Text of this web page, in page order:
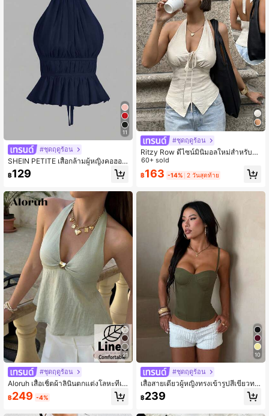
11
#ชุดฤดูร้อน
SHEIN PETITE เสื้อกล้ามผู้หญิงคอฮอล
เตอร์จับจีบ ผูกเอว เปิดหลัง สำหรับฤดูร้
อน ไซส์เล็ก
฿129
21
#ชุดฤดูร้อน
Aloruh เสื้อเชิ้ตผ้าลินินตกแต่งโลหะที่เอ
วทรงเอ สำหรับผู้หญิง ฤดูใบไม้ผลิ/ฤดูร้อ
น
฿249 -4%
#ชุดฤดูร้อน
Ritzy Row ดีไซน์มินิมอลใหม่สำหรับฤ
ดูใบไม้ผลิ/ฤดูร้อน, สง่างามและประณีต,
คอวี, คล้องคอ, เปิดหลัง, รัดเอว, เสื้อกั๊ก
ผู้หญิงทรงเพรียว, เสื้อท็อปฤดูร้อน, เสื้อ
เสื้อท็อปฤดูร้อน, เสื้อท็อปสีแอปริคอท, เสื้
อท็อปสีครีม, เสื้อคล้องคอ
60+ sold
฿163 -14% 2 วันสุดท้าย
10
#ชุดฤดูร้อน
เสื้อสายเดี่ยวผู้หญิงทรงเข้ารูปสีเขียวทห
าร สไตล์เรียบหรู แมตช์ง่าย ใส่ได้หลาย
ลุค สำหรับฤดูร้อน เหมาะสำหรับออกไป
฿239